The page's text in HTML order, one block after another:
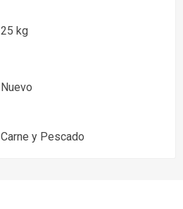
25 kg
Nuevo
Carne y Pescado